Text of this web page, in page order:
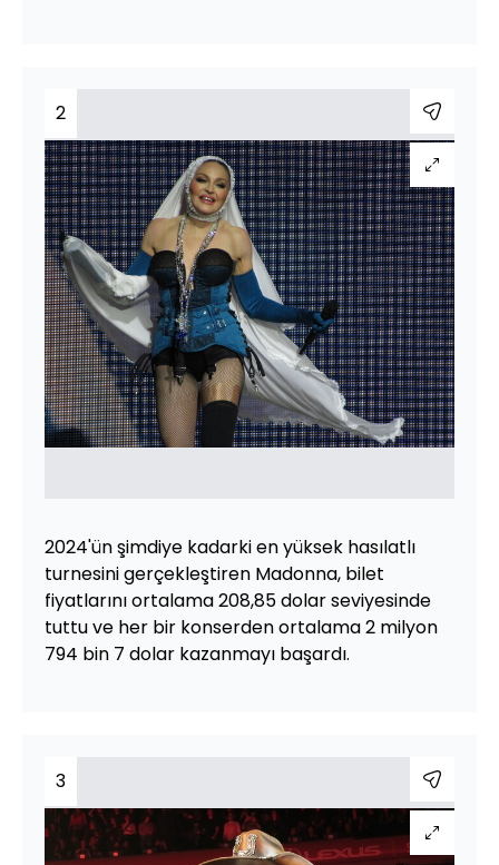
2
2024'ün şimdiye kadarki en yüksek hasılatlı
turnesini gerçekleştiren Madonna, bilet
fiyatlarını ortalama 208,85 dolar seviyesinde
tuttu ve her bir konserden ortalama 2 milyon
794 bin 7 dolar kazanmayı başardı.
3